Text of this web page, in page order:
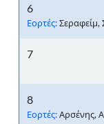
6
Εορτές:Σεραφείμ,
7
8
Εορτές:Αρσένης,